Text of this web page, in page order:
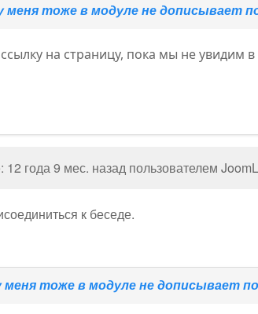
меня тоже в модуле не дописывает
на страницу, пока мы не
года 9 мес. назад пользователем
к беседе.
меня тоже в модуле не дописывает